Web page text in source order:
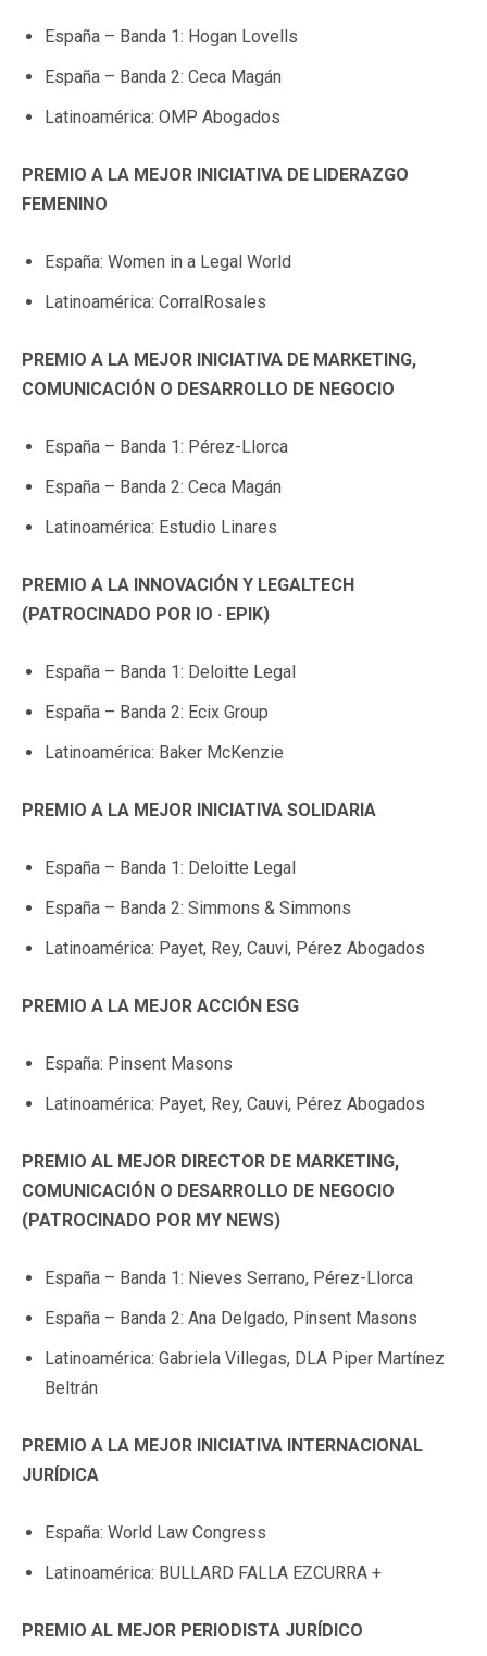
España – Banda 1: Hogan Lovells
España – Banda 2: Ceca Magán
Latinoamérica: OMP Abogados
PREMIO A LA MEJOR INICIATIVA DE LIDERAZGO
FEMENINO
España: Women in a Legal World
Latinoamérica: CorralRosales
PREMIO A LA MEJOR INICIATIVA DE MARKETING,
COMUNICACIÓN O DESARROLLO DE NEGOCIO
España – Banda 1: Pérez-Llorca
España – Banda 2: Ceca Magán
Latinoamérica: Estudio Linares
PREMIO A LA INNOVACIÓN Y LEGALTECH
(PATROCINADO POR IO · EPIK)
España – Banda 1: Deloitte Legal
España – Banda 2: Ecix Group
Latinoamérica: Baker McKenzie
PREMIO A LA MEJOR INICIATIVA SOLIDARIA
España – Banda 1: Deloitte Legal
España – Banda 2: Simmons & Simmons
Latinoamérica: Payet, Rey, Cauvi, Pérez Abogados
PREMIO A LA MEJOR ACCIÓN ESG
España: Pinsent Masons
Latinoamérica: Payet, Rey, Cauvi, Pérez Abogados
PREMIO AL MEJOR DIRECTOR DE MARKETING,
COMUNICACIÓN O DESARROLLO DE NEGOCIO
(PATROCINADO POR MY NEWS)
España – Banda 1: Nieves Serrano, Pérez-Llorca
España – Banda 2: Ana Delgado, Pinsent Masons
Latinoamérica: Gabriela Villegas, DLA Piper Martínez
Beltrán
PREMIO A LA MEJOR INICIATIVA INTERNACIONAL
JURÍDICA
España: World Law Congress
Latinoamérica: BULLARD FALLA EZCURRA +
PREMIO AL MEJOR PERIODISTA JURÍDICO